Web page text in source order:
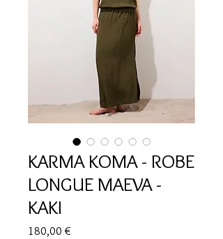
KARMA KOMA - ROBE
LONGUE MAEVA -
KAKI
180,00 €